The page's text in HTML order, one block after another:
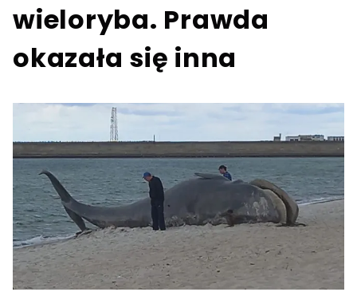
wieloryba. Prawda
okazała się inna